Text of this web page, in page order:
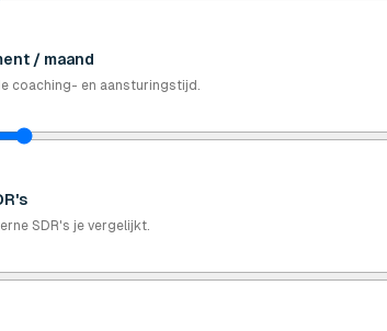
/ maand
coaching- en aansturingstijd.
SDR's je vergelijkt.